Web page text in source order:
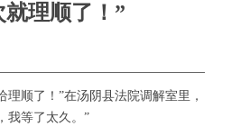
就理顺了！”
顺了！”在汤阴县法院调解室里，
我等了太久。”